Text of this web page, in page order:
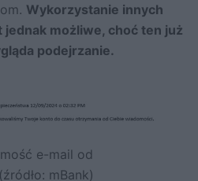
. Wykorzystanie innych
możliwe, choć ten już
podejrzanie.
e-mail od
mBank)